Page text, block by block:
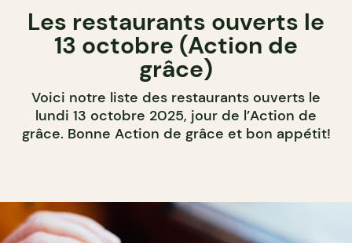
Les restaurants ouverts le
13 octobre (Action de
grâce)
Voici notre liste des restaurants ouverts le
lundi 13 octobre 2025, jour de l’Action de
grâce. Bonne Action de grâce et bon appétit!